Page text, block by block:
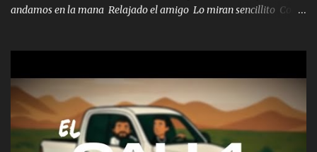
andamos en la mana Relajado el amigo Lo miran sencillito Con
coronamos Se jala los marciales Y sus guitarras ya van sonando
Un gallardo me prendo Para agarrar el vuelo y la mente y
tranquilizando Tomense un buen trago Y así es como empezamos
los versos que voy cantando (Music) A vido alta y bajas La carreta
se atora Pero nunca le aflojamos Ya me han pasado cosas Y